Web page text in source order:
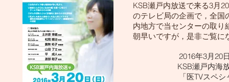
KSB瀬戸内放送で来る3月
のテレビ局の企画で，全国
内地方で当センターの取
朝早いですが，是非ご覧に
2016年3月20
KSB瀬戸内海放
「医TVスペシャル